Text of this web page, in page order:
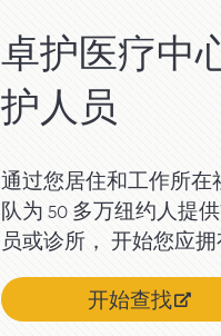
卓护医疗中
护人员
通过您居住和工作所
队为 50 多万纽约人提
员或诊所， 开始您应拥
开始查找